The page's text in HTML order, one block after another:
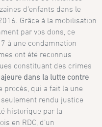
d’enfants dans le
Grâce à la mobilisation
par vos dons, ce
à une condamnation
ont été reconnus
constituant des crimes
dans la lutte contre
procès, qui a fait la une
rendu justice
historique par la
en RDC, d’un